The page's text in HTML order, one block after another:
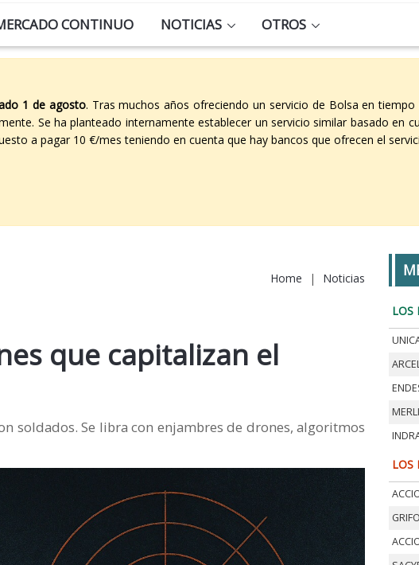
CONTINUO NOTICIAS OTROS
1 de agosto. Tras muchos años ofreciendo un servicio de Bolsa en
Se ha planteado internamente establecer un servicio similar basado en
a pagar 10 €/mes teniendo en cuenta que hay bancos que ofrecen el
Home | Noticias
que capitalizan el
soldados. Se libra con enjambres de drones, algoritmos
LOS
LOS